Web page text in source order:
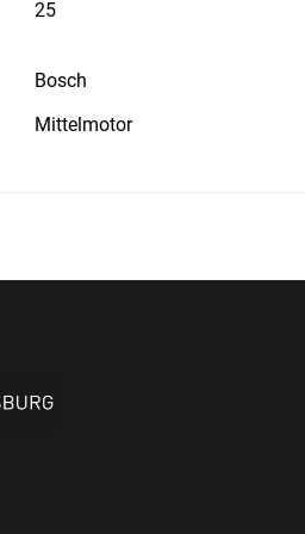
25
Bosch
Mittelmotor